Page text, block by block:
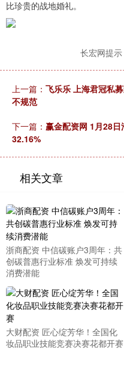
比珍贵的战地婚礼。
长宏网提示
上一篇： 飞乐乐 上海君冠私
不规范
下一篇： 赢金配资网 1月28
32.16%
相关文章
浙商配资 中信碳账户3周年：共
创碳普惠行业标准 焕发可持续
消费潜能
大财配资 匠心绽芳华！全国化
妆品职业技能竞赛决赛花都开赛